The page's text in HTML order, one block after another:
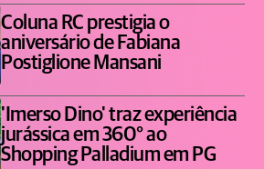
Coluna RC prestigia o
aniversário de Fabiana
Postiglione Mansani
'Imerso Dino' traz experiência
jurássica em 360° ao
Shopping Palladium em PG